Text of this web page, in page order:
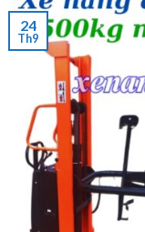
24
Th9